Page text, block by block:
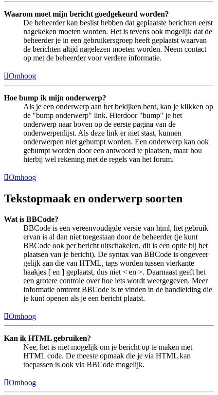
Waarom moet mijn bericht goedgekeurd worden?
De beheerder kan beslist hebben dat geplaatste berichten eerst
nagekeken moeten worden. Het is tevens ook mogelijk dat de
beheerder je in een gebruikersgroep heeft geplaatst waarvan
de berichten altijd nagelezen moeten worden. Neem contact
op met de beheerder voor verdere informatie.
Omhoog
Hoe bump ik mijn onderwerp?
Als je een onderwerp aan het bekijken bent, kan je klikken op
de "bump onderwerp" link. Hierdoor "bump" je het
onderwerp naar boven op de eerste pagina van de
onderwerpenlijst. Als deze link er niet staat, kunnen
onderwerpen niet gebumpt worden. Een onderwerp kan ook
gebumpt worden door een antwoord te plaatsen, maar hou
hierbij wel rekening met de regels van het forum.
Omhoog
Tekstopmaak en onderwerp soorten
Wat is BBCode?
BBCode is een vereenvoudigde versie van html, het gebruik
ervan is al dan niet toegestaan door de beheerder (je kunt
BBCode ook per bericht uitschakelen, dit is een optie bij het
plaatsen van je bericht). De syntax van BBCode is ongeveer
gelijk aan die van HTML, tags worden tussen vierkante
haakjes [ en ] geplaatst, dus niet < en >. Daarnaast geeft het
een grotere controle over hoe iets wordt weergegeven. Meer
informatie omtrent BBCode is te vinden in de handleiding die
je kunt openen als je een bericht plaatst.
Omhoog
Kan ik HTML gebruiken?
Nee, het is niet mogelijk om je bericht op te maken met
HTML code. De meeste opmaak die je via HTML kan
toepassen is ook via BBCode mogelijk.
Omhoog